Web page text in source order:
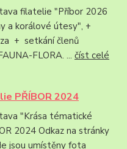
filatelie "Příbor 2026
a korálové útesy", +
+ setkání členů
FLORA. ... číst celé
PŘÍBOR 2024
"Krása tématické
2024 Odkaz na stránky
jsou umístěny fota